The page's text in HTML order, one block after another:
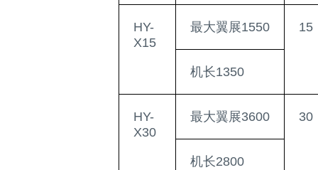
HY-
X15
最大翼展1550 15
机长1350
HY-
X30
最大翼展3600 30
机长2800